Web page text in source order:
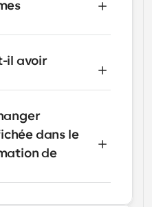
il avoir
dans le
de